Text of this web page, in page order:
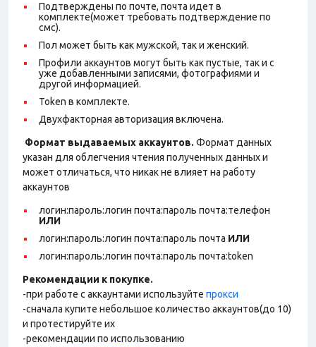
Подтверждены по почте, почта идет в
комплекте(может требовать подтверждение по
смс).
Пол может быть как мужской, так и женский.
Профили аккаунтов могут быть как пустые, так и с
уже добавленными записями, фотографиями и
другой информацией.
Token в комплекте.
Двухфакторная авторизация включена.
Формат выдаваемых аккаунтов. Формат данных
указан для облегчения чтения полученных данных и
может отличаться, что никак не влияет на работу
аккаунтов
логин:пароль:логин почта:пароль почта:телефон
ИЛИ
логин:пароль:логин почта:пароль почта ИЛИ
логин:пароль:логин почта:пароль почта:token
Рекомендации к покупке.
-при работе с аккаунтами используйте прокси
-сначала купите небольшое количество аккаунтов(до 10)
и протестируйте их
-рекомендации по использованию